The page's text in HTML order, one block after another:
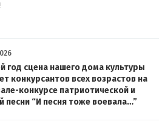
год сцена нашего дома культуры
конкурсантов всех возрастов на
конкурсе патриотической и
песни “И песня тоже воевала…”